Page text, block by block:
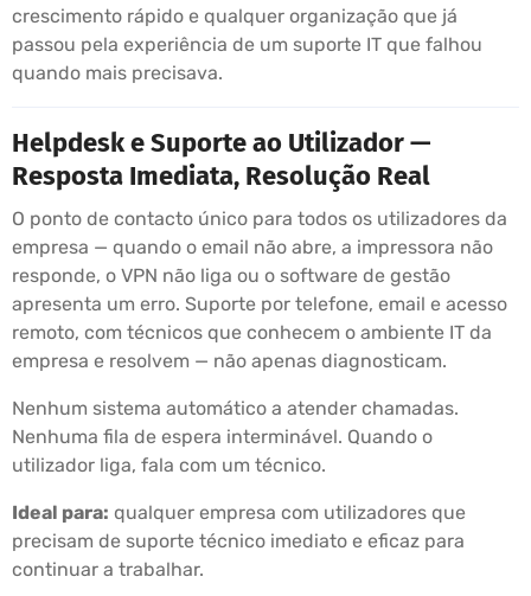
crescimento rápido e qualquer organização que já
passou pela experiência de um suporte IT que falhou
quando mais precisava.
Helpdesk e Suporte ao Utilizador —
Resposta Imediata, Resolução Real
O ponto de contacto único para todos os utilizadores da
empresa — quando o email não abre, a impressora não
responde, o VPN não liga ou o software de gestão
apresenta um erro. Suporte por telefone, email e acesso
remoto, com técnicos que conhecem o ambiente IT da
empresa e resolvem — não apenas diagnosticam.
Nenhum sistema automático a atender chamadas.
Nenhuma fila de espera interminável. Quando o
utilizador liga, fala com um técnico.
Ideal para: qualquer empresa com utilizadores que
precisam de suporte técnico imediato e eficaz para
continuar a trabalhar.